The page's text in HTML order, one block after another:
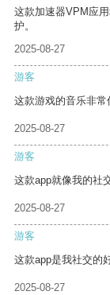
这款加速器VPM应
护。
2025-08-27
游客
这款游戏的音乐非常
2025-08-27
游客
这款app就像我的社
2025-08-27
游客
这款app是我社交的
2025-08-27